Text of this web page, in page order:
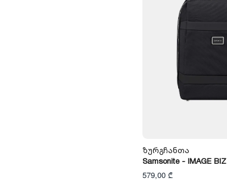
Ზურგჩანთა
Samsonite - IMAGE BIZ
579,00 ₾